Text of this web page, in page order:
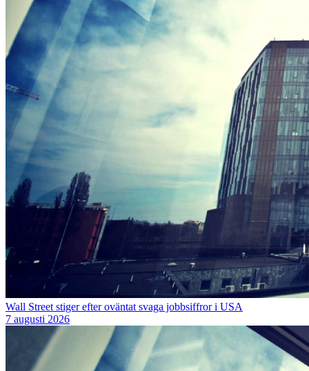
Wall Street stiger efter oväntat svaga jobbsiffror i USA
7 augusti 2026